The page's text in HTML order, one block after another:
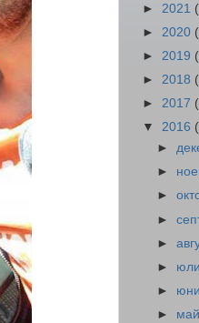
► 2021
► 2020
► 2019
► 2018
► 2017
▼ 2016
►
►
►
►
►
► юли
► юни
► май